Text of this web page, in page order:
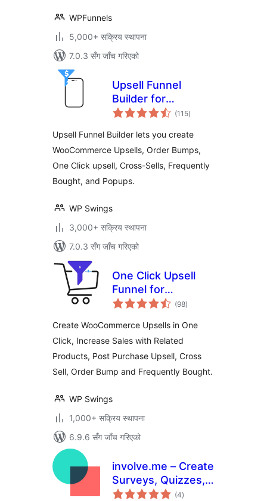
WPFunnels
5,000+ सक्रिय स्थापना
7.0.3 सँग जाँच गरिएको
Upsell Funnel
Builder for
WooCommerce –
Cross-Sells, Order
Bumps, Frequently
Bought, and
Popups.
(115कुल
रेटिङ्गहरू
)
Upsell Funnel Builder lets you create
WooCommerce Upsells, Order Bumps,
One Click upsell, Cross-Sells, Frequently
Bought, and Popups.
WP Swings
3,000+ सक्रिय स्थापना
7.0.3 सँग जाँच गरिएको
One Click Upsell
Funnel for
Woocommerce
(98कुल
रेटिङ्गहरू
)
Create WooCommerce Upsells in One
Click, Increase Sales with Related
Products, Post Purchase Upsell, Cross
Sell, Order Bump and Frequently Bought.
WP Swings
1,000+ सक्रिय स्थापना
6.9.6 सँग जाँच गरिएको
involve.me – Create
Surveys, Quizzes,
Calculators &
(4कुल
रेटिङ्गहरू
)